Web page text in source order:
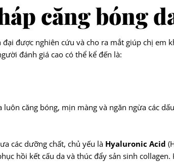
căng bóng
được nghiên cứu và cho ra mắt giúp chị em
đánh giá cao có thể kể đến là:
căng bóng, mịn màng và ngăn ngừa các
các dưỡng chất, chủ yếu là Hyaluronic Acid
hồi kết cấu da và thúc đẩy sản sinh